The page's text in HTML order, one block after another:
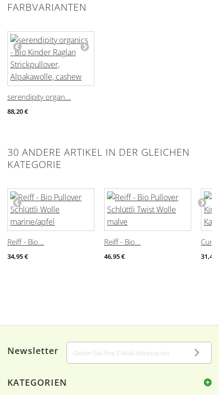
FARBVARIANTEN
serendipity organ...
88,20 €
30 ANDERE ARTIKEL IN DER GLEICHEN
KATEGORIE
Reiff - Bio...
34,95 €
Reiff - Bio...
46,95 € 31,43
Newsletter
KATEGORIEN